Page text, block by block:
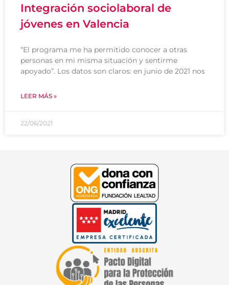
Integración sociolaboral de
jóvenes en Valencia
“El programa me ha permitido conocer a otras
personas en mi misma situación y sentirme
apoyado”. Los datos son claros: en junio de 2021 nos
LEER MÁS »
22/06/2021